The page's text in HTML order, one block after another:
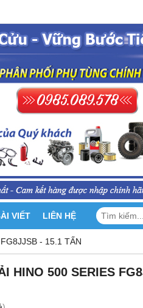
VIẾT LIÊN HỆ
- 15.1 TẤN
HINO 500 SERIES